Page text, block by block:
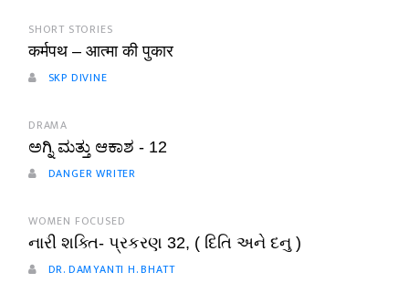
SHORT STORIES
कर्मपथ – आत्मा की पुकार
SKP DIVINE
DRAMA
ಅಗ್ನಿ ಮತ್ತು ಆಕಾಶ - 12
DANGER WRITER
WOMEN FOCUSED
નારી શક્તિ- પ્રકરણ 32, ( દિતિ અને દનુ )
DR. DAMYANTI H. BHATT